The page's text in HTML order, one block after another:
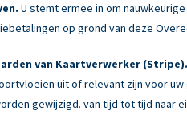
U stemt ermee in om
op grond van deze
van Kaartverwerker (Stripe).
uit of relevant zijn voor
gewijzigd. van tijd tot tijd naar